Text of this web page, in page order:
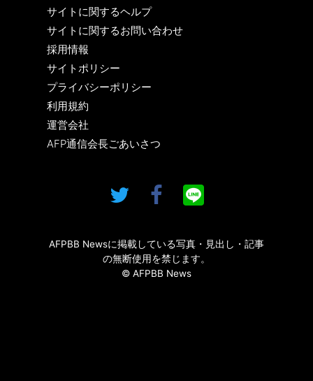
サイトに関するヘルプ
サイトに関するお問い合わせ
採用情報
サイトポリシー
プライバシーポリシー
利用規約
運営会社
AFP通信会長ごあいさつ
AFPBB Newsに掲載している写真・見出し・記事
の無断使用を禁じます。
© AFPBB News